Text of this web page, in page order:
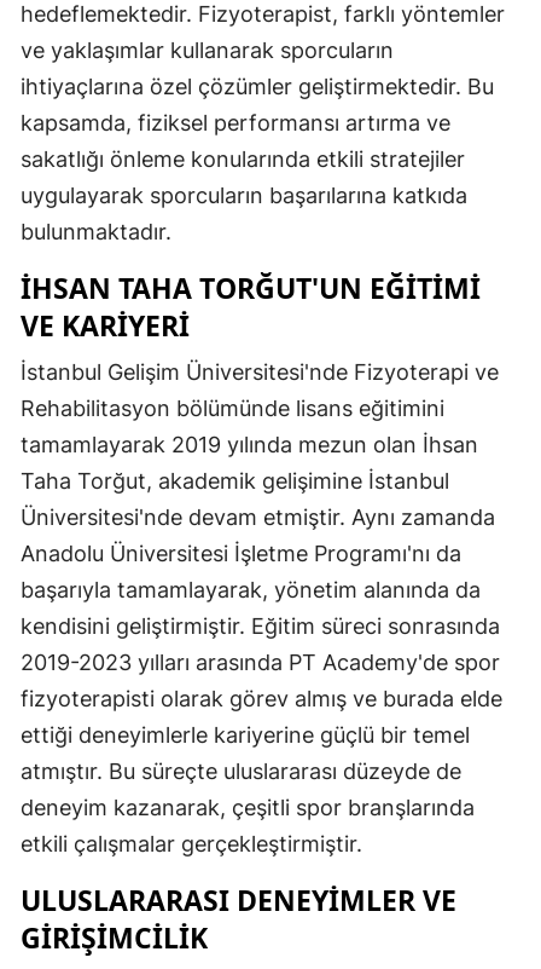
hedeflemektedir. Fizyoterapist, farklı yöntemler
ve yaklaşımlar kullanarak sporcuların
ihtiyaçlarına özel çözümler geliştirmektedir. Bu
kapsamda, fiziksel performansı artırma ve
sakatlığı önleme konularında etkili stratejiler
uygulayarak sporcuların başarılarına katkıda
bulunmaktadır.
İHSAN TAHA TORĞUT'UN EĞITIMI
VE KARIYERI
İstanbul Gelişim Üniversitesi'nde Fizyoterapi ve
Rehabilitasyon bölümünde lisans eğitimini
tamamlayarak 2019 yılında mezun olan İhsan
Taha Torğut, akademik gelişimine İstanbul
Üniversitesi'nde devam etmiştir. Aynı zamanda
Anadolu Üniversitesi İşletme Programı'nı da
başarıyla tamamlayarak, yönetim alanında da
kendisini geliştirmiştir. Eğitim süreci sonrasında
2019-2023 yılları arasında PT Academy'de spor
fizyoterapisti olarak görev almış ve burada elde
ettiği deneyimlerle kariyerine güçlü bir temel
atmıştır. Bu süreçte uluslararası düzeyde de
deneyim kazanarak, çeşitli spor branşlarında
etkili çalışmalar gerçekleştirmiştir.
ULUSLARARASI DENEYIMLER VE
GIRIŞIMCILIK